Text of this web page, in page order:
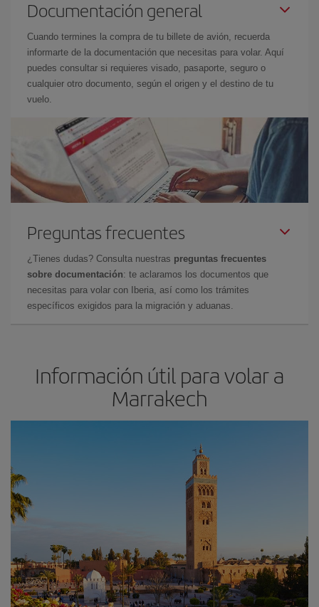
Documentación general
Cuando termines la compra de tu billete de avión, recuerda
informarte de la documentación que necesitas para volar. Aquí
puedes consultar si requieres visado, pasaporte, seguro o
cualquier otro documento, según el origen y el destino de tu
vuelo.
Preguntas frecuentes
¿Tienes dudas? Consulta nuestras preguntas frecuentes
sobre documentación: te aclaramos los documentos que
necesitas para volar con Iberia, así como los trámites
específicos exigidos para la migración y aduanas.
Información útil para volar a
Marrakech